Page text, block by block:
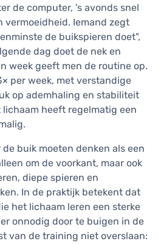
de computer, 's avonds snel
vermoeidheid. Iemand zegt
de buikspieren doet",
dag doet de nek en
week geeft men de routine op.
per week, met verstandige
op ademhaling en stabiliteit
heeft regelmatig een
buik moeten denken als een
om de voorkant, maar ook
diepe spieren en
In de praktijk betekent dat
het lichaam leren een sterke
onnodig door te buigen in de
van de training niet overslaan: